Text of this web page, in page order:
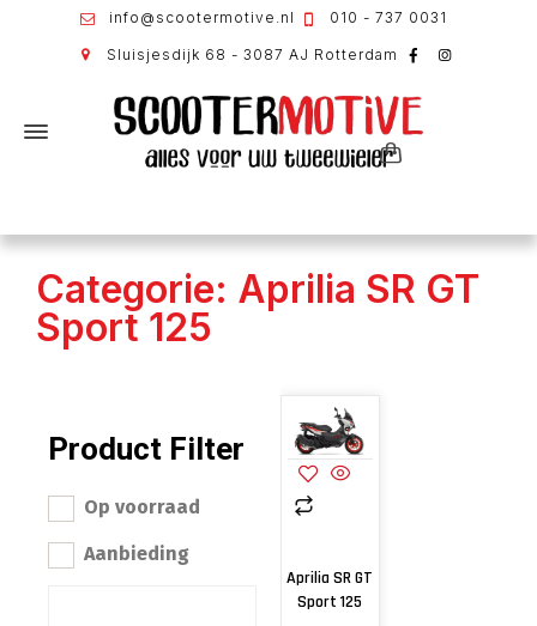
info@scootermotive.nl 010 - 737 0031
Sluisjesdijk 68 - 3087 AJ Rotterdam
Categorie: Aprilia SR GT
Sport 125
Product Filter
Op voorraad
Aanbieding
Aprilia SR GT
Sport 125